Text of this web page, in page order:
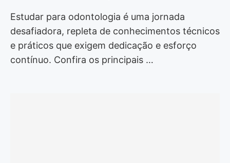
Estudar para odontologia é uma jornada
desafiadora, repleta de conhecimentos técnicos
e práticos que exigem dedicação e esforço
contínuo. Confira os principais …